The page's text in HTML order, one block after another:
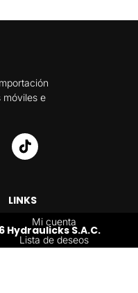
móviles e
LINKS
Mi cuenta
Lista de deseos
Hydraulicks S.A.C.